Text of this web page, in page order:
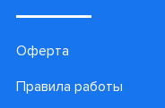
Оферта
Правила работы